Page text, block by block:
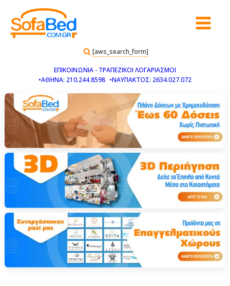
[aws_search_form]
ΕΠΙΚΟΙΝΩΝΙΑ - ΤΡΑΠΕΖΙΚΟΙ ΛΟΓΑΡΙΑΣΜΟΙ
•ΑΘΗΝΑ: 210.244.8598 •ΝΑΥΠΑΚΤΟΣ: 2634.027.072